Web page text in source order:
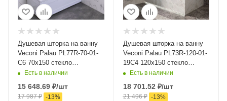
Душевая шторка на ванну
Veconi Palau PL77R-70-01-
C6 70х150 стекло
прозрачное профиль хром
Есть в наличии
15 648.69 ₽/шт
17 987₽ -13%
Душевая шторка на ванну
Veconi Palau PL73R-120-01-
19C4 120х150 стекло
прозрачное профиль хром
Есть в наличии
18 701.52 ₽/шт
21 496₽ -13%